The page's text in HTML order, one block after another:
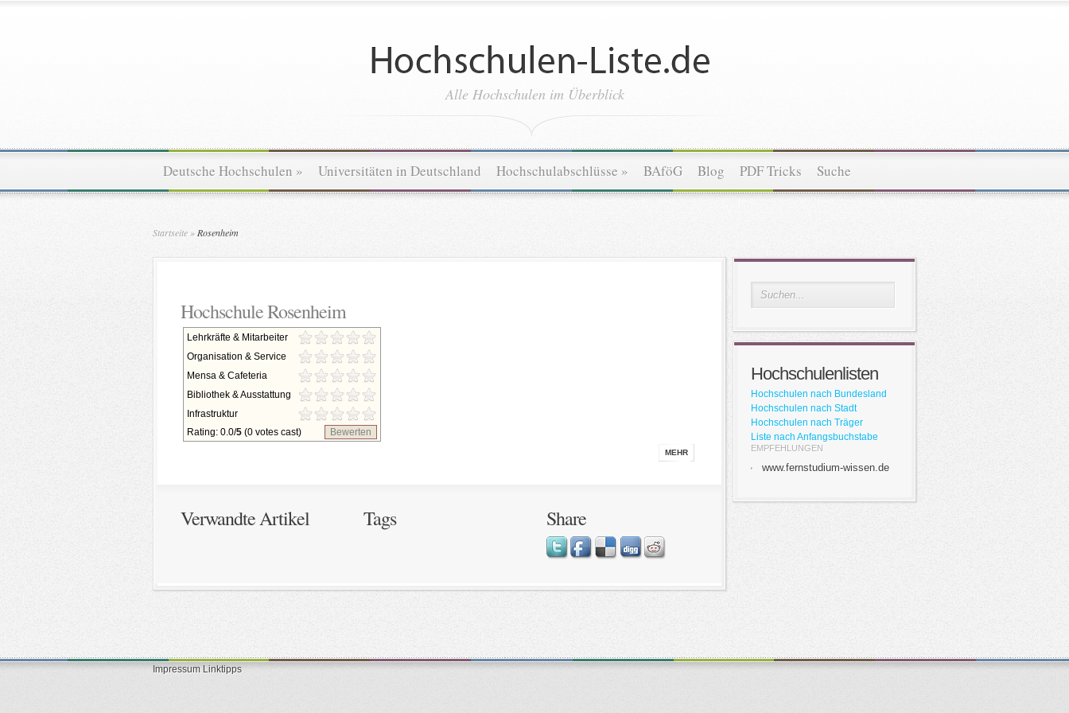
Alle Hochschulen im Überblick
Deutsche Hochschulen » Universitäten in Deutschland Hochschulabschlüsse » BAföG Blog PDF Tricks Suche
Startseite » Rosenheim
Hochschule Rosenheim
Lehrkräfte & Mitarbeiter
Organisation & Service
Mensa & Cafeteria
Bibliothek & Ausstattung
Infrastruktur
Rating: 0.0/5 (0 votes cast) Bewerten
MEHR
Verwandte Artikel Tags Share
Hochschulenlisten
Hochschulen nach Bundesland
Hochschulen nach Stadt
Hochschulen nach Träger
Liste nach Anfangsbuchstabe
EMPFEHLUNGEN
www.fernstudium-wissen.de
Impressum Linktipps